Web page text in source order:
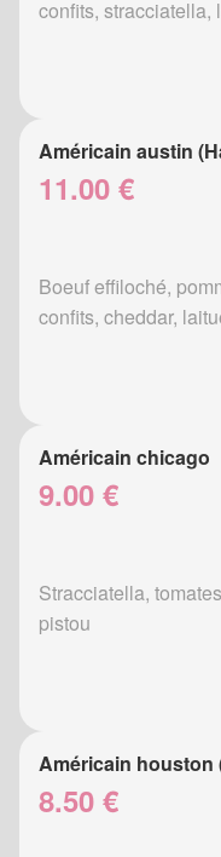
confits, stracciatella,
Américain austin
11.00 €
Boeuf effiloché,
confits, cheddar,
Américain chicago
9.00 €
Stracciatella,
pistou
Américain houston
8.50 €